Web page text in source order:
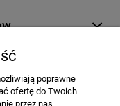
poprawne
ofertę do Twoich
przez nas